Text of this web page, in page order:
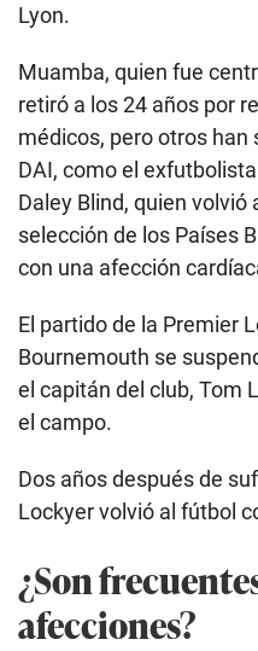
Lyon.
Muamba, quien fue
retiró a los 24 años por
médicos, pero otros han
DAI, como el
Daley Blind, quien volvió
selección de los Países
con una afección
El partido de la Premier
Bournemouth se
el capitán del club, Tom
el campo.
Dos años después de
Lockyer volvió al fútbol
¿Son
afecciones?